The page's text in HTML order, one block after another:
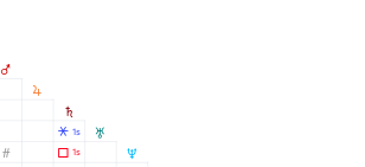
Q
R
S
T
U
Ó
Â 1s
Ã 1s